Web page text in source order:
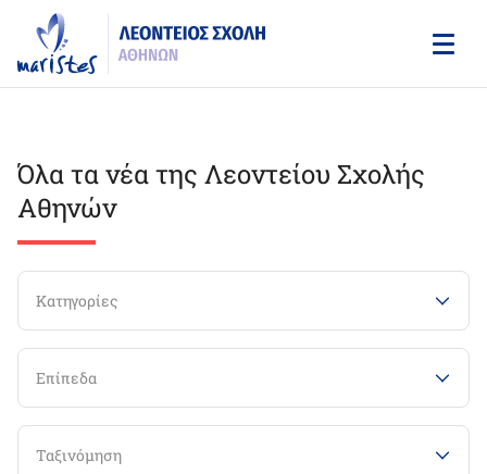
main
content
Όλα τα νέα της Λεοντείου Σχολής
Αθηνών
Κατηγορίες
Επίπεδα
Ταξινόμηση